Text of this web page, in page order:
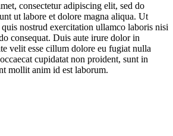
consectetur adipiscing elit, sed do
ut labore et dolore magna aliqua. Ut
nostrud exercitation ullamco laboris nisi
consequat. Duis aute irure dolor in
velit esse cillum dolore eu fugiat nulla
cupidatat non proident, sunt in
mollit anim id est laborum.